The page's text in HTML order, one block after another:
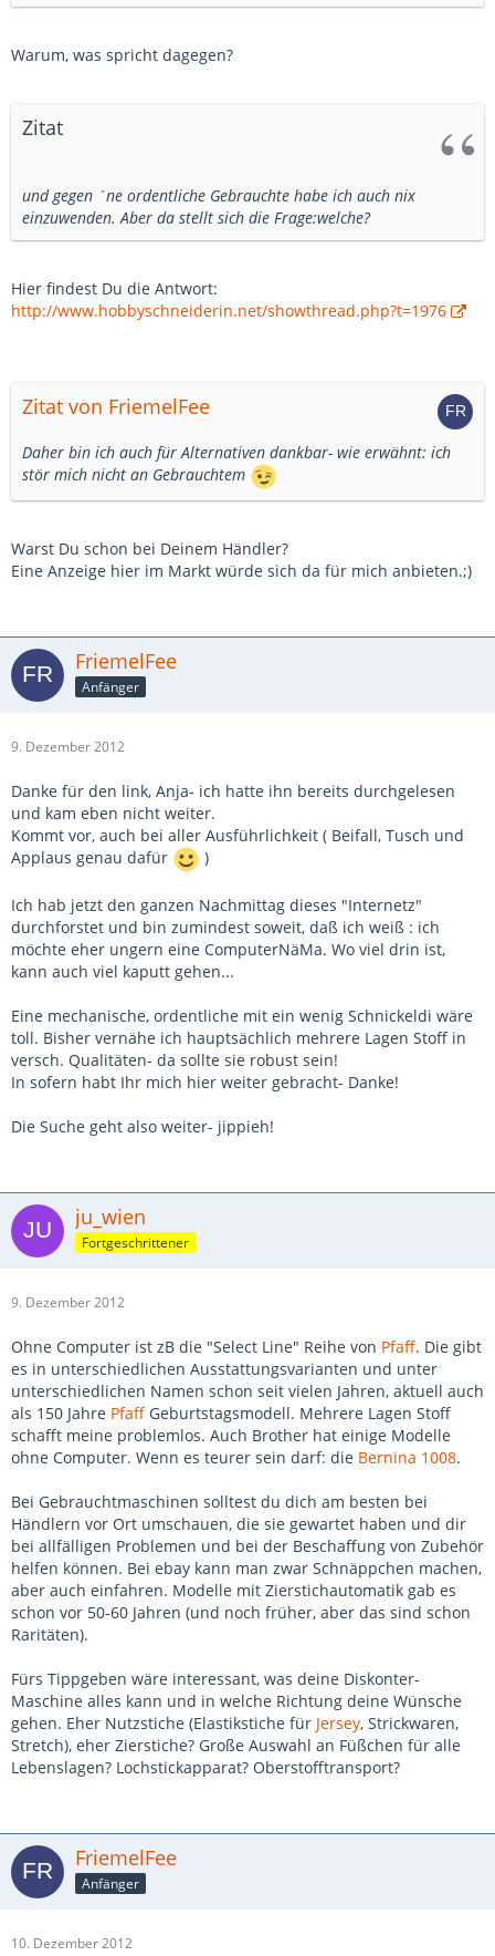
Warum, was spricht dagegen?
Zitat
und gegen ´ne ordentliche Gebrauchte habe ich auch nix
einzuwenden. Aber da stellt sich die Frage:welche?
Hier findest Du die Antwort:
http://www.hobbyschneiderin.net/showthread.php?t=1976
Zitat von FriemelFee
Daher bin ich auch für Alternativen dankbar- wie erwähnt: ich
stör mich nicht an Gebrauchtem
Warst Du schon bei Deinem Händler?
Eine Anzeige hier im Markt würde sich da für mich anbieten.;)
FriemelFee
Anfänger
9. Dezember 2012
Danke für den link, Anja- ich hatte ihn bereits durchgelesen
und kam eben nicht weiter.
Kommt vor, auch bei aller Ausführlichkeit ( Beifall, Tusch und
Applaus genau dafür
)
Ich hab jetzt den ganzen Nachmittag dieses "Internetz"
durchforstet und bin zumindest soweit, daß ich weiß : ich
möchte eher ungern eine ComputerNäMa. Wo viel drin ist,
kann auch viel kaputt gehen...
Eine mechanische, ordentliche mit ein wenig Schnickeldi wäre
toll. Bisher vernähe ich hauptsächlich mehrere Lagen Stoff in
versch. Qualitäten- da sollte sie robust sein!
In sofern habt Ihr mich hier weiter gebracht- Danke!
Die Suche geht also weiter- jippieh!
ju_wien
Fortgeschrittener
9. Dezember 2012
Ohne Computer ist zB die "Select Line" Reihe von Pfaff. Die gibt
es in unterschiedlichen Ausstattungsvarianten und unter
unterschiedlichen Namen schon seit vielen Jahren, aktuell auch
als 150 Jahre Pfaff Geburtstagsmodell. Mehrere Lagen Stoff
schafft meine problemlos. Auch Brother hat einige Modelle
ohne Computer. Wenn es teurer sein darf: die Bernina 1008.
Bei Gebrauchtmaschinen solltest du dich am besten bei
Händlern vor Ort umschauen, die sie gewartet haben und dir
bei allfälligen Problemen und bei der Beschaffung von Zubehör
helfen können. Bei ebay kann man zwar Schnäppchen machen,
aber auch einfahren. Modelle mit Zierstichautomatik gab es
schon vor 50-60 Jahren (und noch früher, aber das sind schon
Raritäten).
Fürs Tippgeben wäre interessant, was deine Diskonter-
Maschine alles kann und in welche Richtung deine Wünsche
gehen. Eher Nutzstiche (Elastikstiche für Jersey, Strickwaren,
Stretch), eher Zierstiche? Große Auswahl an Füßchen für alle
Lebenslagen? Lochstickapparat? Oberstofftransport?
FriemelFee
Anfänger
10. Dezember 2012